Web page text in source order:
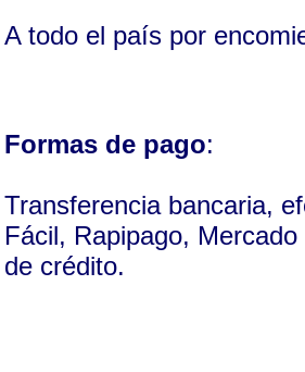
A todo el país por
Formas de pago:
Transferencia bancaria,
Fácil, Rapipago,
de crédito.